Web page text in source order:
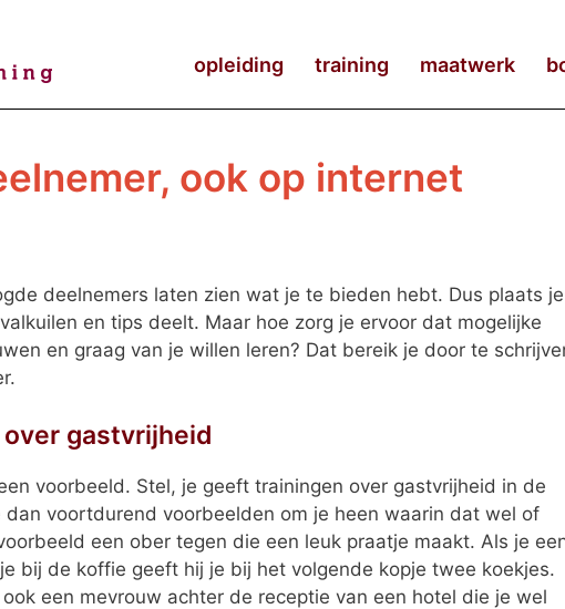
opleiding training maatwerk
ook op internet
deelnemers laten zien wat je te bieden hebt. Dus plaats je
en tips deelt. Maar hoe zorg je ervoor dat mogelijke
en graag van je willen leren? Dat bereik je door te
gastvrijheid
voorbeeld. Stel, je geeft trainingen over gastvrijheid in de
dan voortdurend voorbeelden om je heen waarin dat wel of
een ober tegen die een leuk praatje maakt. Als je
bij de koffie geeft hij je bij het volgende kopje twee koekjes.
een mevrouw achter de receptie van een hotel die je wel